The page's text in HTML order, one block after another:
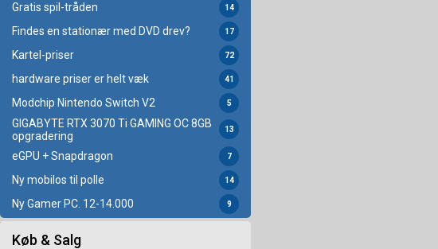
Gratis spil-tråden 14
Findes en stationær med DVD drev? 17
Kartel-priser 72
hardware priser er helt væk 41
Modchip Nintendo Switch V2 5
GIGABYTE RTX 3070 Ti GAMING OC 8GB
opgradering
13
eGPU + Snapdragon 7
Ny mobilos til polle 14
Ny Gamer PC. 12-14.000 9
Køb & Salg